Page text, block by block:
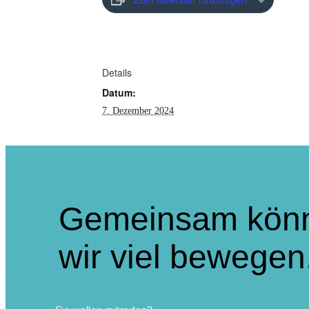
Details
Datum:
7. Dezember 2024
Gemeinsam
wir viel